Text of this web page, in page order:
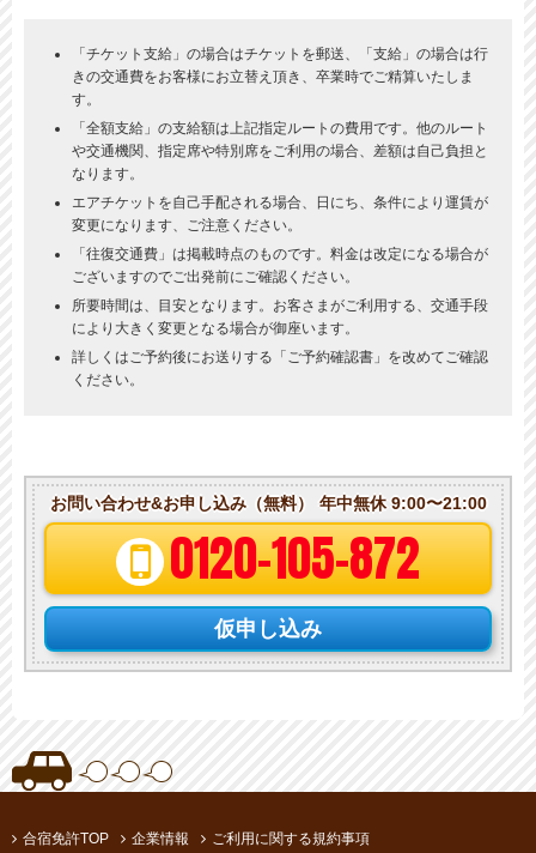
「チケット支給」の場合はチケットを郵送、「支給」の場合は行
きの交通費をお客様にお立替え頂き、卒業時でご精算いたしま
す。
「全額支給」の支給額は上記指定ルートの費用です。他のルート
や交通機関、指定席や特別席をご利用の場合、差額は自己負担と
なります。
エアチケットを自己手配される場合、日にち、条件により運賃が
変更になります、ご注意ください。
「往復交通費」は掲載時点のものです。料金は改定になる場合が
ございますのでご出発前にご確認ください。
所要時間は、目安となります。お客さまがご利用する、交通手段
により大きく変更となる場合が御座います。
詳しくはご予約後にお送りする「ご予約確認書」を改めてご確認
ください。
お問い合わせ&お申し込み（無料） 年中無休 9:00〜21:00
0120-105-872
仮申し込み
合宿免許TOP 企業情報 ご利用に関する規約事項